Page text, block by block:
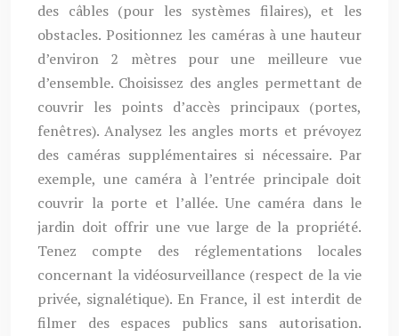
des câbles (pour les systèmes filaires), et les
obstacles. Positionnez les caméras à une hauteur
d’environ 2 mètres pour une meilleure vue
d’ensemble. Choisissez des angles permettant de
couvrir les points d’accès principaux (portes,
fenêtres). Analysez les angles morts et prévoyez
des caméras supplémentaires si nécessaire. Par
exemple, une caméra à l’entrée principale doit
couvrir la porte et l’allée. Une caméra dans le
jardin doit offrir une vue large de la propriété.
Tenez compte des réglementations locales
concernant la vidéosurveillance (respect de la vie
privée, signalétique). En France, il est interdit de
filmer des espaces publics sans autorisation.